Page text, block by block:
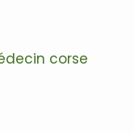
corse